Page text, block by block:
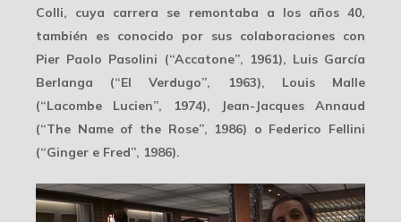
Colli, cuya carrera se remontaba a los años 40,
también es conocido por sus colaboraciones con
Pier Paolo Pasolini (“Accatone”, 1961), Luis García
Berlanga (“El Verdugo”, 1963), Louis Malle
(“Lacombe Lucien”, 1974), Jean-Jacques Annaud
(“The Name of the Rose”, 1986) o Federico Fellini
(“Ginger e Fred”, 1986).